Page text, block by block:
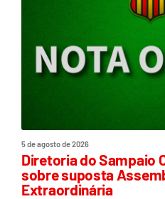
5 de agosto de 2026
Diretoria do Sampaio
sobre suposta
Extraordinária